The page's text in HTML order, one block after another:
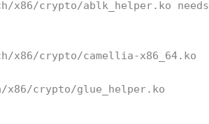
x86/crypto/ablk_helper.ko needs
x86/crypto/camellia-x86_64.ko
crypto/glue_helper.ko